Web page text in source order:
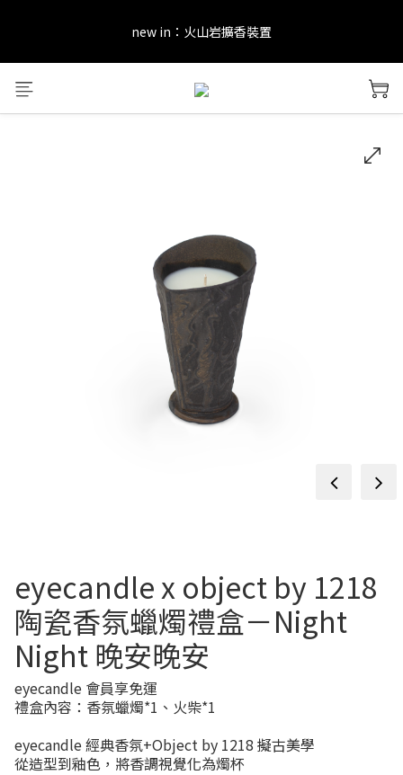
new in：火山岩擴香裝置
new in：火山岩擴香裝置
訂單完成後留下評價，可以獲得會員點數&購物金！     點擊 會員服
＊ 新舊會員登錄享有$50元購物金與免運優惠 ＊           點擊 會員服
prev next
eyecandle x object by 1218
陶瓷香氛蠟燭禮盒－Night
Night 晚安晚安
eyecandle 會員享免運
禮盒內容：香氛蠟燭*1、火柴*1
eyecandle 經典香氛+Object by 1218 擬古美學
從造型到釉色，將香調視覺化為燭杯